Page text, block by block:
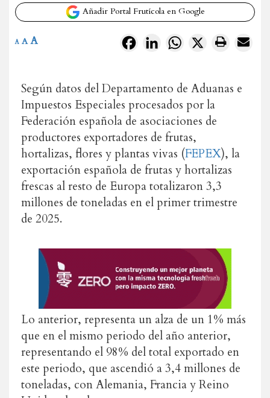
Añadir Portal Frutícola en Google
FacebookLinkedInWhatsApp
X
A A A
Según datos del Departamento de Aduanas e
Impuestos Especiales procesados por la
Federación española de asociaciones de
productores exportadores de frutas,
hortalizas, flores y plantas vivas (FEPEX), la
exportación española de frutas y hortalizas
frescas al resto de Europa totalizaron 3,3
millones de toneladas en el primer trimestre
de 2025.
Lo anterior, representa un alza de un 1% más
que en el mismo periodo del año anterior,
representando el 98% del total exportado en
este periodo, que ascendió a 3,4 millones de
toneladas, con Alemania, Francia y Reino